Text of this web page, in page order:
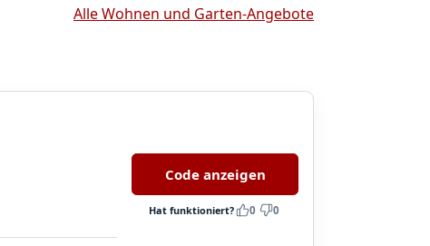
Alle Wohnen und Garten-Angebote
Code anzeigen
Hat funktioniert? 0 0